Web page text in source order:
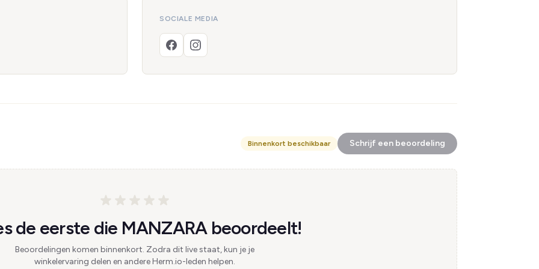
SOCIALE MEDIA
Binnenkort beschikbaar Schrijf een beoordeling
de eerste die MANZARA beoordeelt!
Beoordelingen komen binnenkort. Zodra dit live staat, kun je je
winkelervaring delen en andere Herm.io-leden helpen.